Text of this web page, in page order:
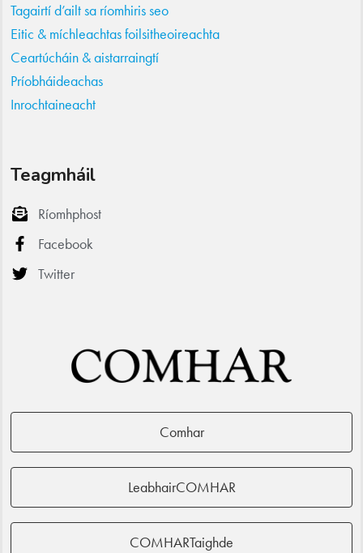
Tagairtí d’ailt sa ríomhiris seo
Eitic & míchleachtas foilsitheoireachta
Ceartúcháin & aistarraingtí
Príobháideachas
Inrochtaineacht
Teagmháil
Ríomhphost
Facebook
Twitter
Comhar
LeabhairCOMHAR
COMHARTaighde